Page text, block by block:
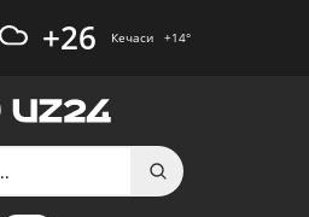
+26 Кечаси +14°